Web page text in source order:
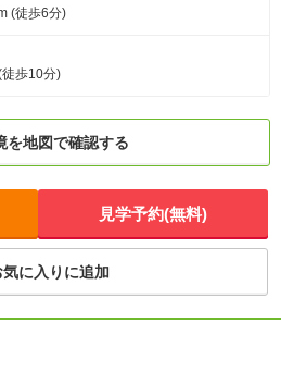
(徒歩6分)
歩10分)
を地図で確認する
見学予約(無料)
気に入りに追加